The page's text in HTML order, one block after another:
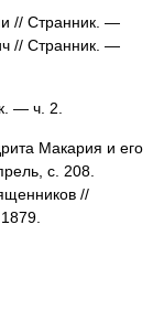
// Странник. —
// Странник. —
— ч. 2.
Макария и его
с. 208.
//